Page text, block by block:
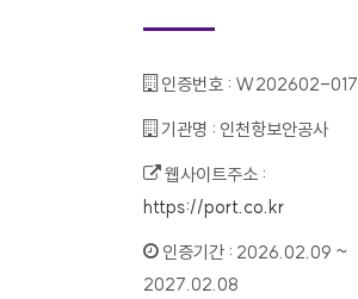
인증번호 : W202602-017
기관명 : 인천항보안공사
웹사이트주소 :
https://port.co.kr
인증기간 : 2026.02.09 ~
2027.02.08